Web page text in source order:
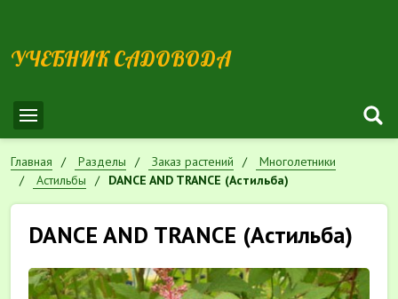
УЧЕБНИК САДОВОДА
Главная Разделы Заказ растений
Многолетники
Астильбы
DANCE AND TRANCE (Астильба)
DANCE AND TRANCE (Астильба)